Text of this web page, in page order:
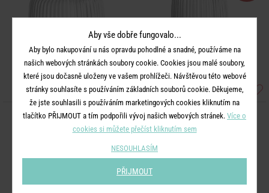
COCOON
Lucerna 25 cm - bílá
COCOON
Lucerna 36 cm - bílá
999 Kč
Aby vše dobře fungovalo...
Aby bylo nakupování u nás opravdu pohodlné a snadné, používáme na
našich webových stránkách soubory cookie. Cookies jsou malé soubory,
které jsou dočasně uloženy ve vašem prohlížeči. Návštěvou této webové
stránky souhlasíte s používáním základních souborů cookie. Děkujeme,
že jste souhlasili s používáním marketingových cookies kliknutím na
tlačítko PŘIJMOUT a tím podpořili vývoj našich webových stránek. Více o
cookies si můžete přečíst kliknutím sem
NESOUHLASÍM
PŘIJMOUT